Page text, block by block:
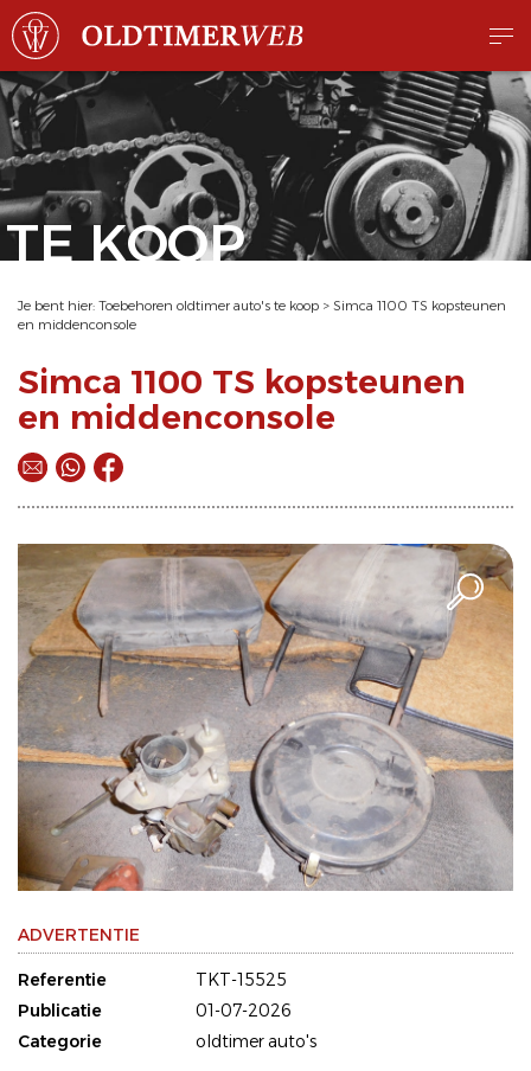
TE KOOP
Je bent hier: Toebehoren oldtimer auto's te koop > Simca 1100 TS kopsteunen
en middenconsole
Simca 1100 TS kopsteunen
en middenconsole
ADVERTENTIE
Referentie
TKT-15525
Publicatie
01-07-2026
Categorie
oldtimer auto's